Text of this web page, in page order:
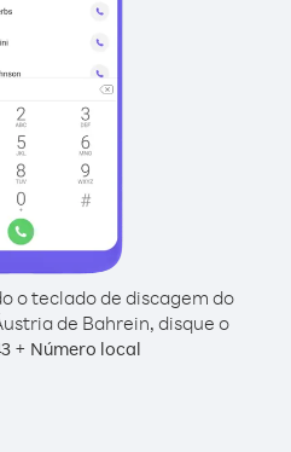
o teclado de discagem do
de Bahrein, disque o
+ Número local